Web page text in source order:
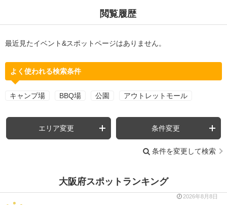
閲覧履歴
最近見たイベント&スポットページはありません。
よく使われる検索条件
キャンプ場 BBQ場 公園 アウトレットモール
エリア変更 条件変更
条件を変更して検索
大阪府スポットランキング
2026年8月8日